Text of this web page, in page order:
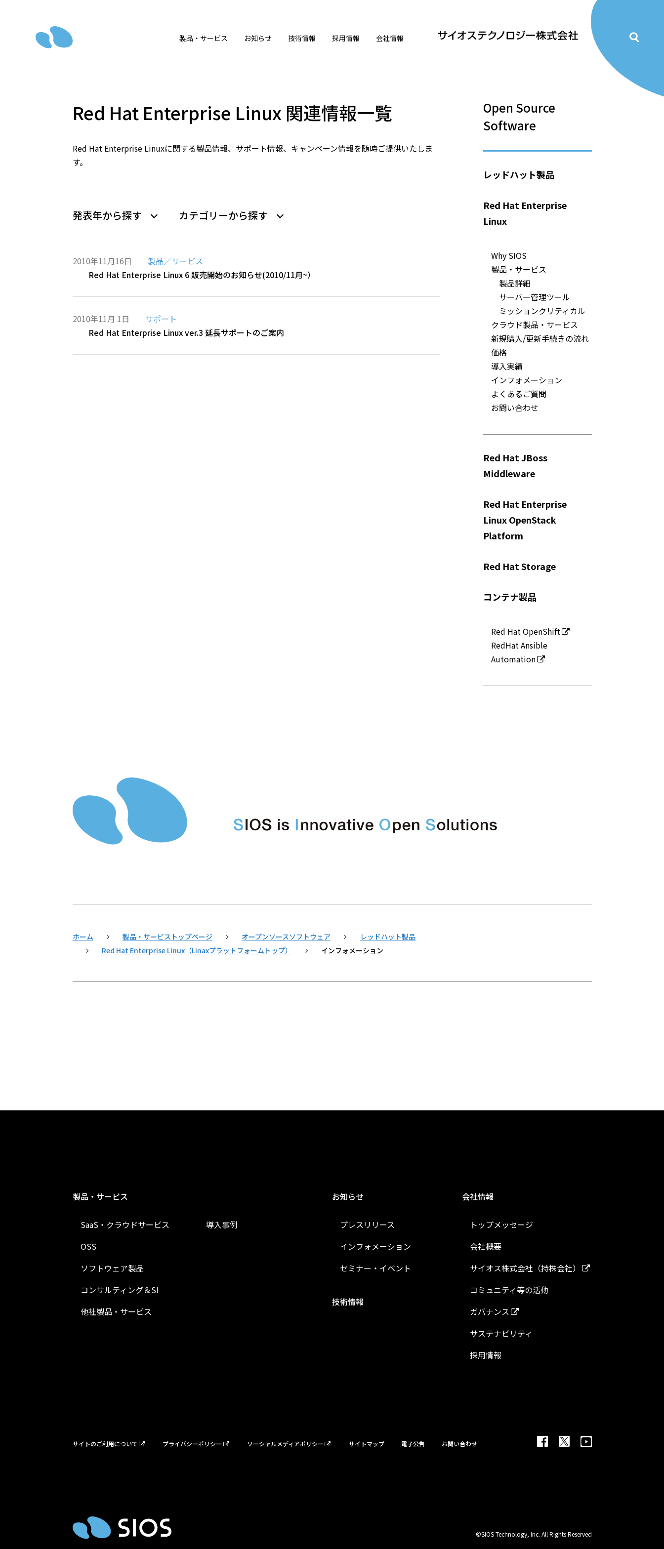
製品・サービス お知らせ 技術情報 採用情報 会社情報
Red Hat Enterprise Linux 関連情報一覧
Red Hat Enterprise Linuxに関する製品情報、サポート情報、キャンペーン情報を随時ご提供いたしま
す。
発表年から探す カテゴリーから探す
2010年11月16日
製品／サービス
Red Hat Enterprise Linux 6 販売開始のお知らせ(2010/11月~）
2010年11月 1日
サポート
Red Hat Enterprise Linux ver.3 延長サポートのご案内
Open Source
Software
レッドハット製品
Red Hat Enterprise
Linux
Why SIOS
製品・サービス
製品詳細
サーバー管理ツール
ミッションクリティカル
クラウド製品・サービス
新規購入/更新手続きの流れ
価格
導入実績
インフォメーション
よくあるご質問
お問い合わせ
Red Hat JBoss
Middleware
Red Hat Enterprise
Linux OpenStack
Platform
Red Hat Storage
コンテナ製品
Red Hat OpenShift
RedHat Ansible
Automation
ホーム 製品・サービストップページ オープンソースソフトウェア
レッドハット製品
Red Hat Enterprise Linux（Linaxプラットフォームトップ）
インフォメーション
製品・サービス
SaaS・クラウドサービス
OSS
ソフトウェア製品
コンサルティング＆SI
他社製品・サービス
導入事例
お知らせ
プレスリリース
インフォメーション
セミナー・イベント
技術情報
会社情報
トップメッセージ
会社概要
サイオス株式会社（持株会社）
コミュニティ等の活動
ガバナンス
サステナビリティ
採用情報
サイトのご利用について プライバシーポリシー ソーシャルメディアポリシー サイトマップ 電子公告 お問い合わせ
©SIOS Technology, Inc. All Rights Reserved